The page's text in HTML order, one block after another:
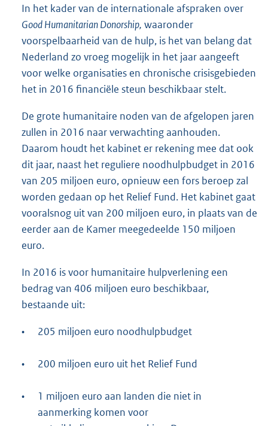
In het kader van de internationale afspraken over
Good Humanitarian Donorship, waaronder
voorspelbaarheid van de hulp, is het van belang dat
Nederland zo vroeg mogelijk in het jaar aangeeft
voor welke organisaties en chronische crisisgebieden
het in 2016 financiële steun beschikbaar stelt.
De grote humanitaire noden van de afgelopen jaren
zullen in 2016 naar verwachting aanhouden.
Daarom houdt het kabinet er rekening mee dat ook
dit jaar, naast het reguliere noodhulpbudget in 2016
van 205 miljoen euro, opnieuw een fors beroep zal
worden gedaan op het Relief Fund. Het kabinet gaat
vooralsnog uit van 200 miljoen euro, in plaats van de
eerder aan de Kamer meegedeelde 150 miljoen
euro.
In 2016 is voor humanitaire hulpverlening een
bedrag van 406 miljoen euro beschikbaar,
bestaande uit:
• 205 miljoen euro noodhulpbudget
• 200 miljoen euro uit het Relief Fund
•
1 miljoen euro aan landen die niet in
aanmerking komen voor